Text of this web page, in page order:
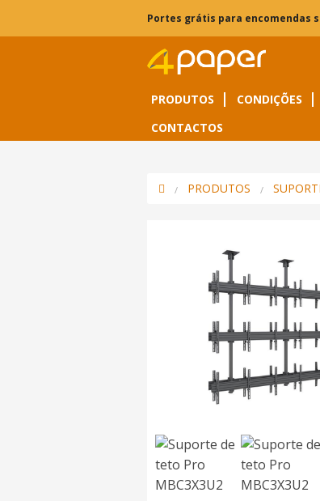
Portes grátis para encomendas
PRODUTOS
CONDIÇÕES
CONTACTOS
PRODUTOS